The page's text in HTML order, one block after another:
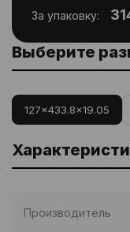
За упаковку:
Выберите
127x433.8x19.05
Производитель